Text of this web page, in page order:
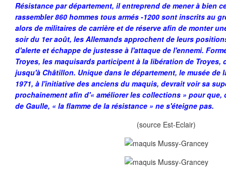
Résistance par département, il entreprend de mener à bien
rassembler 860 hommes tous armés -1200 sont inscrits au
alors de militaires de carrière et de réserve afin de monter
soir du 1er août, les Allemands approchent de leurs
d'alerte et échappe de justesse à l'attaque de l'ennemi.
Troyes, les maquisards participent à la libération de Troyes,
jusqu'à Châtillon. Unique dans le département, le musée de
1971, à l'initiative des anciens du maquis, devrait voir sa
prochainement afin d'« améliorer les collections » pour que,
de Gaulle, « la flamme de la résistance » ne s'éteigne pas.
(source Est-Eclair)